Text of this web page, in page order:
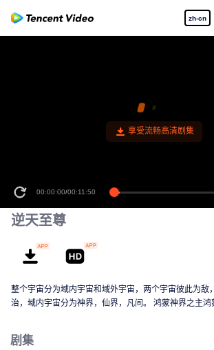
zh-cn
享受流畅高清剧集
00:00:00/00:11:50
逆天至尊
整个宇宙分为域内宇宙和域外宇宙，两个宇宙彼此为敌
治，域内宇宙分为神界，仙界，凡间。 鸿蒙神界之主
宙入侵时，鸿蒙至尊被混沌至尊和始源至尊设计联手杀
剧集